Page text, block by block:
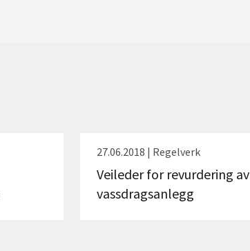
27.06.2018 | Regelverk
Veileder for revurdering av
vassdragsanlegg